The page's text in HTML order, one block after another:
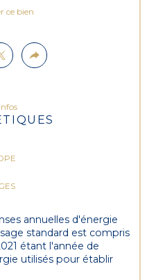
ce bien
infos
annuelles d'énergie
standard est compris
étant l'année de
utilisés pour établir